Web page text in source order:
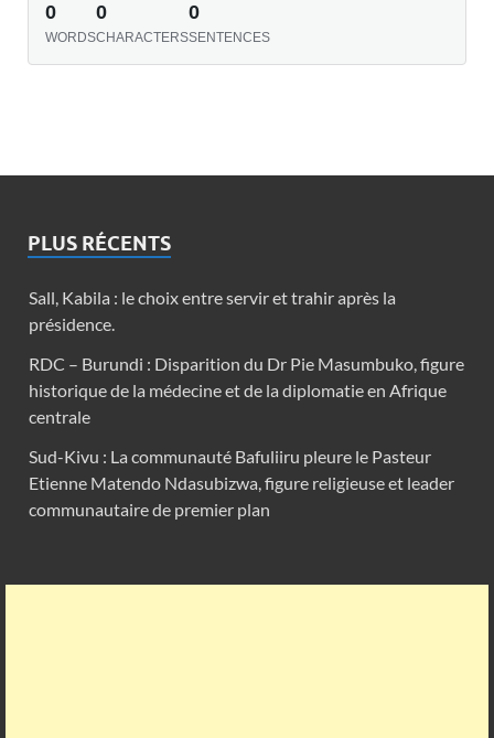
0
WORDS
0
CHARACTERS
0
SENTENCES
PLUS RÉCENTS
Sall, Kabila : le choix entre servir et trahir après la
présidence.
RDC – Burundi : Disparition du Dr Pie Masumbuko, figure
historique de la médecine et de la diplomatie en Afrique
centrale
Sud-Kivu : La communauté Bafuliiru pleure le Pasteur
Etienne Matendo Ndasubizwa, figure religieuse et leader
communautaire de premier plan